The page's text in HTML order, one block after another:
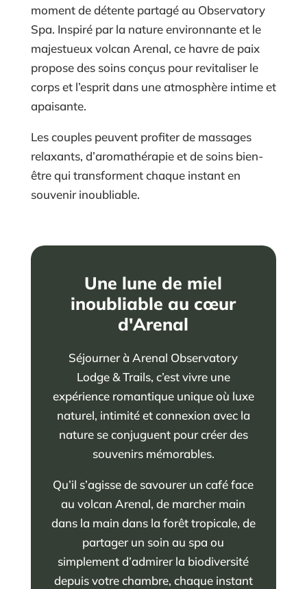
moment de détente partagé au Observatory
Spa. Inspiré par la nature environnante et le
majestueux volcan Arenal, ce havre de paix
propose des soins conçus pour revitaliser le
corps et l’esprit dans une atmosphère intime et
apaisante.
Les couples peuvent profiter de massages
relaxants, d’aromathérapie et de soins bien-
être qui transforment chaque instant en
souvenir inoubliable.
Une lune de miel
inoubliable au cœur
d'Arenal
Séjourner à Arenal Observatory
Lodge & Trails, c’est vivre une
expérience romantique unique où luxe
naturel, intimité et connexion avec la
nature se conjuguent pour créer des
souvenirs mémorables.
Qu’il s’agisse de savourer un café face
au volcan Arenal, de marcher main
dans la main dans la forêt tropicale, de
partager un soin au spa ou
simplement d’admirer la biodiversité
depuis votre chambre, chaque instant